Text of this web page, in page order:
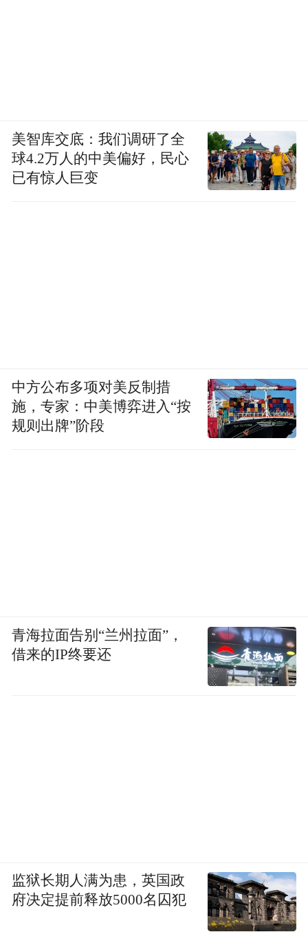
美智库交底：我们调研了全
球4.2万人的中美偏好，民心
已有惊人巨变
中方公布多项对美反制措
施，专家：中美博弈进入“按
规则出牌”阶段
青海拉面告别“兰州拉面”，
借来的IP终要还
监狱长期人满为患，英国政
府决定提前释放5000名囚犯